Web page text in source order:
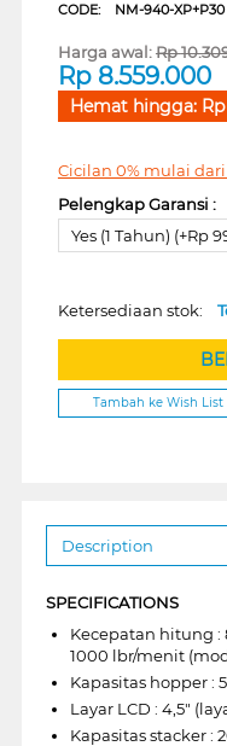
CODE: NM-940-XP+P30
Harga awal:Rp
Rp 8.559.000
Hemat hingga: Rp
Cicilan 0% mulai dari
Pelengkap Garansi :
Yes (1 Tahun) (+Rp
Ketersediaan stok:
Tambah ke Wish List
Description
SPECIFICATIONS
Kecepatan hitung :
1000 lbr/menit
Kapasitas hopper :
Layar LCD : 4,5"
Kapasitas stacker :